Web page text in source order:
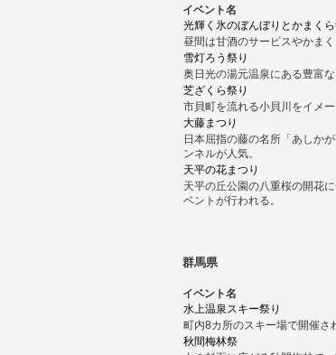
イベント名
光輝く氷のぼんぼりとかまく
昼間は甘酒のサービスやかま
雪灯ろう祭り
奥日光の湯元温泉にある豊富な
芝ざくら祭り
市貝町を流れる小貝川をイメ
大藤まつり
日本屈指の藤の名所「あしか
ンネルが人気。
天平の花まつり
天平の丘公園の八重桜の開花
ベントが行われる。
群馬県
イベント名
水上温泉スキー祭り
町内8カ所のスキー場で開催さ
秋間梅林祭